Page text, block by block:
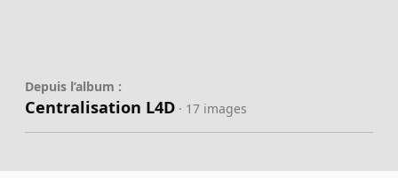
Depuis l’album :
Centralisation L4D · 17 images